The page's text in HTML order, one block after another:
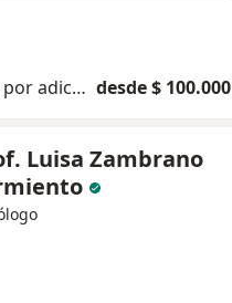
Consulta psicológica por adicciones desde $ 100.000
Luisa Zambrano